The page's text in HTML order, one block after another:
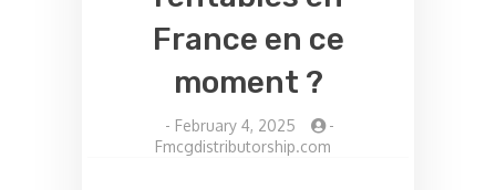
France en ce
moment ?
- February 4, 2025
-
Fmcgdistributorship.com